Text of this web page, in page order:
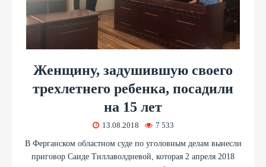
Женщину, задушившую своего
трехлетнего ребенка, посадили
на 15 лет
13.08.2018 7 533
В Ферганском областном суде по уголовным делам вынесли
приговор Саиде Тиллаволдиевой, которая 2 апреля 2018